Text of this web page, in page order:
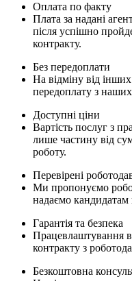
Оплата по факту
Плата за надані
після успішно
контракту.
Без передоплати
На відміну від
передоплату з наших
Доступні ціни
Вартість послуг з
лише частину від
роботу.
Перевірені
Ми пропонуємо
надаємо
Гарантія та безпека
Працевлаштування
контракту з
Безкоштовна